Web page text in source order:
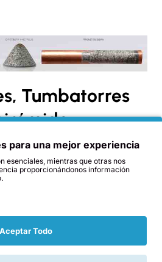
Tumbatorres
router,
gifting.
para una mejor experiencia
esenciales, mientras que otras nos
proporcionándonos información
Aceptar Todo